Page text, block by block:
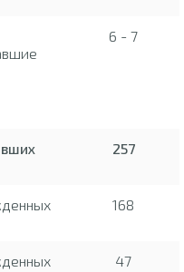
6 - 7
257
168
47